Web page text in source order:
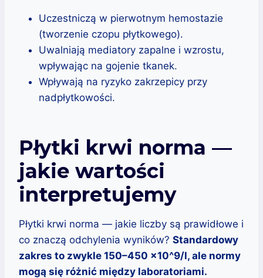
Uczestniczą w pierwotnym hemostazie
(tworzenie czopu płytkowego).
Uwalniają mediatory zapalne i wzrostu,
wpływając na gojenie tkanek.
Wpływają na ryzyko zakrzepicy przy
nadpłytkowości.
Płytki krwi norma —
jakie wartości
interpretujemy
Płytki krwi norma — jakie liczby są prawidłowe i
co znaczą odchylenia wyników? Standardowy
zakres to zwykle 150–450 x10^9/l, ale normy
mogą się różnić między laboratoriami.